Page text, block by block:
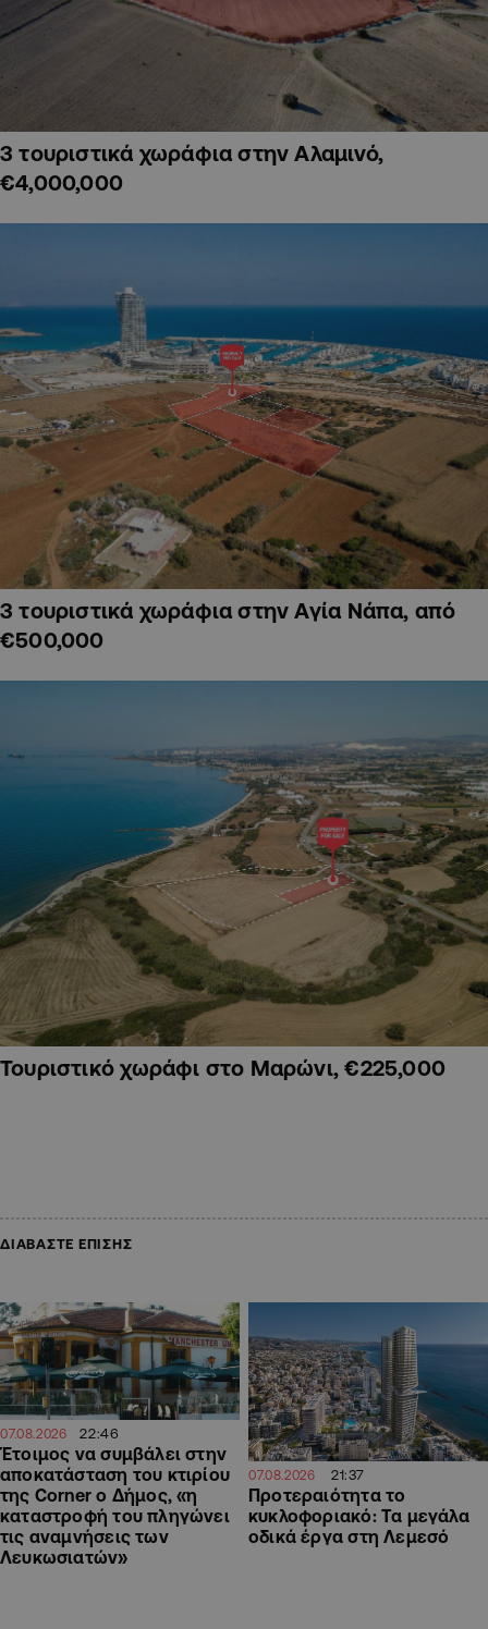
3 τουριστικά χωράφια στην Αλαμινό,
€4,000,000
3 τουριστικά χωράφια στην Αγία Νάπα, από
€500,000
Τουριστικό χωράφι στο Μαρώνι, €225,000
ΔΙΑΒΑΣΤΕ ΕΠΙΣΗΣ
07.08.2026 22:46
Έτοιμος να συμβάλει στην
αποκατάσταση του κτιρίου
της Corner ο Δήμος, «η
καταστροφή του πληγώνει
τις αναμνήσεις των
Λευκωσιατών»
07.08.2026 21:37
Προτεραιότητα το
κυκλοφοριακό: Τα μεγάλα
οδικά έργα στη Λεμεσό